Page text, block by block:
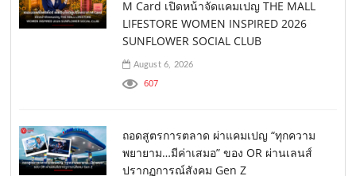
M Card เปิดหน้าจัดแคมเปญ THE MALL
LIFESTORE WOMEN INSPIRED 2026
SUNFLOWER SOCIAL CLUB
August 6, 2026
607
ถอดสูตรการตลาด ผ่าแคมเปญ “ทุกความ
พยายาม…มีค่าเสมอ” ของ OR ผ่านเลนส์
ปรากฏการณ์สังคม Gen Z